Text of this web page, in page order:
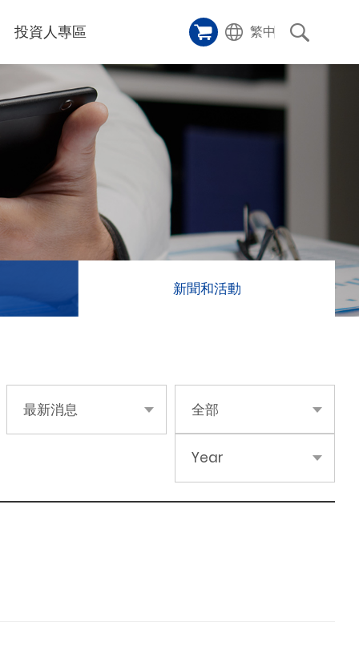
雷射切割機
樣品櫥窗
應用影片
動
投資人專區 繁中
新聞和活動
最新消息 全部
Year